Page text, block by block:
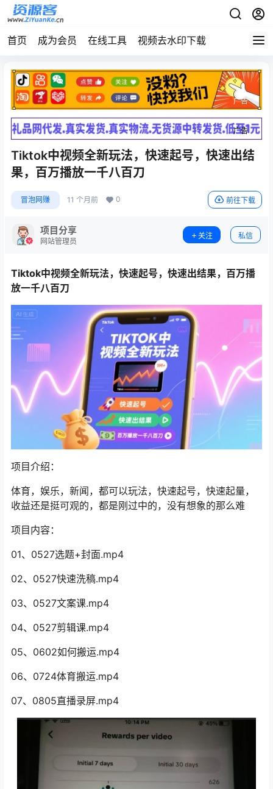
首页 成为会员 在线工具 视频去水印下载
广告
广告
Tiktok中视频全新玩法，快速起号，快速出结
果，百万播放一千八百刀
冒泡网赚 11 个月前 0 前往下载
项目分享
网站管理员
关注 私信
Tiktok中视频全新玩法，快速起号，快速出结果，百万播
放一千八百刀
项目介绍：
体育，娱乐，新闻，都可以玩法，快速起号，快速起量，
收益还是挺可观的，都是刚过中的，没有想象的那么难
项目内容：
01、0527选题+封面.mp4
02、0527快速洗稿.mp4
03、0527文案课.mp4
04、0527剪辑课.mp4
05、0602如何搬运.mp4
06、0724体育搬运.mp4
07、0805直播录屏.mp4